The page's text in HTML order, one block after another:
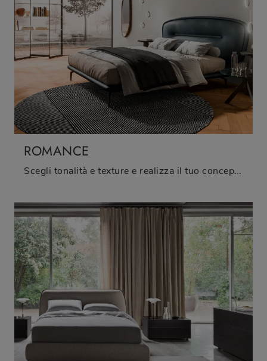
ROMANCE
Scegli tonalità e texture e realizza il tuo concept d’arredo nella camera, progettandola proprio come l'hai sempre immaginata.